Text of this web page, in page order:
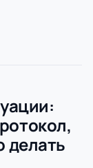
делать